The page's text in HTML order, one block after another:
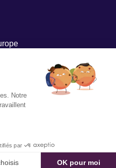
Agrément AMF de société de
Notre
par
OK pour moi